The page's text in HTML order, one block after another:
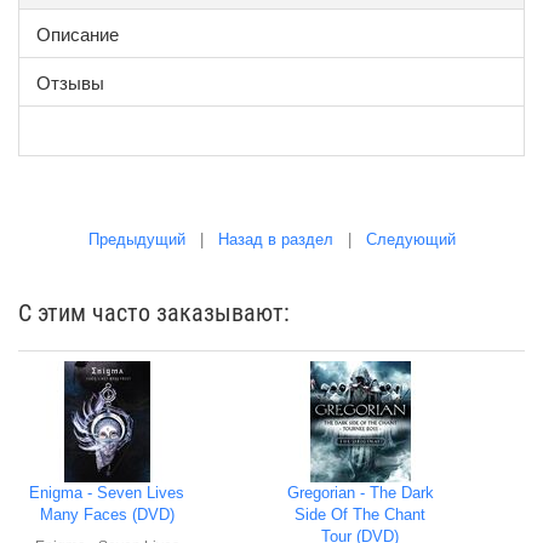
Описание
Отзывы
Предыдущий| Назад в раздел Следующий
С этим часто заказывают:
Enigma - Seven Lives
Many Faces (DVD)
Gregorian - The Dark
Side Of The Chant
Tour (DVD)